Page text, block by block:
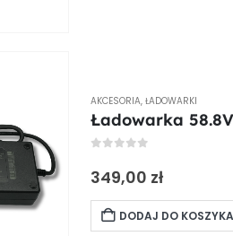
AKCESORIA, ŁADOWARKI
Ładowarka
349,00 zł
DODAJ DO KOSZYKA